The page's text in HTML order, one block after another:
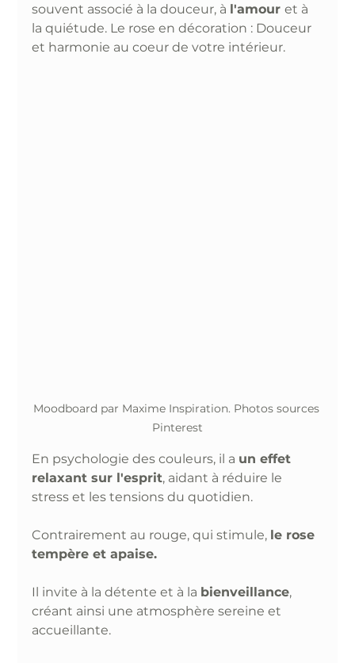
souvent associé à la douceur, à l'amour et à
la quiétude. Le rose en décoration : Douceur
et harmonie au coeur de votre intérieur.
Moodboard par Maxime Inspiration. Photos sources
Pinterest
En psychologie des couleurs, il a un effet
relaxant sur l'esprit, aidant à réduire le
stress et les tensions du quotidien.
Contrairement au rouge, qui stimule, le rose
tempère et apaise.
Il invite à la détente et à la bienveillance,
créant ainsi une atmosphère sereine et
accueillante.